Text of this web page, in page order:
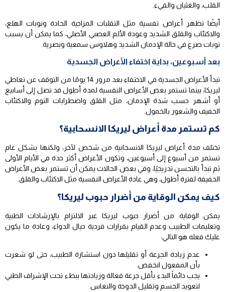
القلب، والغثيان والقيء.
أيضًا تظهر أعراض نفسية مثل التقلبات المزاجية الحادة ونوبات الهلع،
والاكتئاب والقلق الشديد وعودة الألم العصبي الأصلي، كما يمكن أن يسبب
نوبات صرع في حالة الإدمان الشديد وهلاوس سمعية وبصرية.
بعد أسبوعين، بداية اختفاء الأعراض الجسدية
تبدأ الأعراض الجسدية في الاختفاء بعد مرور 14 يومًا من التوقف عن تعاطي
ليريكا، بينما تستمر بعض الأعراض النفسية لمدة أطول قد تصل إلى أسابيع
أو أشهر حسب شدة الإدمان، مثل القلق واضطرابات النوم والاكتئاب
الخفيف والشعور بالخمول.
كم تستمر مدة أعراض ليريكا الانسحابية؟
تختلف مدة أعراض ليريكا الانسحابية من شخص لآخر، ولكنها بشكل عام
تستمر من أسبوع إلى أسبوعين، وتكون الأعراض أكثر حدة في الأيام الأولى
ثم تبدأ بالتحسن تدريجيًا، وفي بعض الحالات يمكن أن تستمر بعض الأعراض
الخفيفة لفترة أطول، وهي عادة الأعراض النفسية مثل الاكتئاب والقلق.
كيف يمكن الوقاية من أضرار حبوب ليريكا؟
يمكن الوقاية من أضرار حبوب ليريكا عبر الالتزام بالإرشادات الطبية
وتعليمات الطبيب وعدم القيام بقرارات فردية حيال الدواء، وعادة ما يكون
عليك فعله هو التالي:
عدم زيادة الجرعة أو تقليلها دون استشارة الطبيب، حتى لو شعرت
بأن المفعول انخفض.
يجب دائماً البدء بأقل جرعة فعالة وزيادتها ببطء تحت الإشراف الطبي
لتعويد الجسم وتقليل الدوخة والنعاس.